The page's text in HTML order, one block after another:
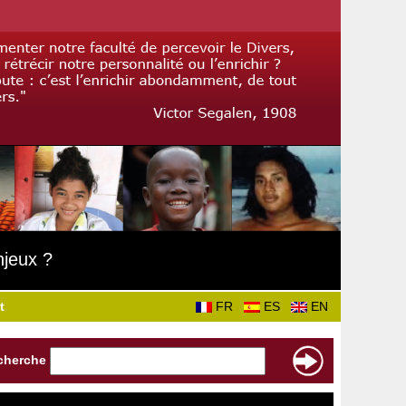
?
FR ES EN